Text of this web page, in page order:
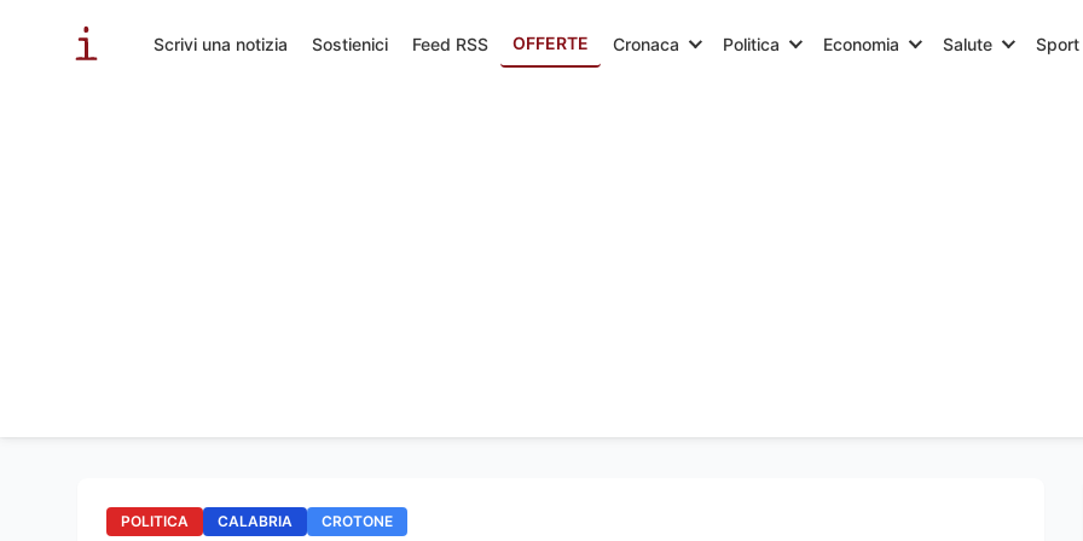
Scrivi una notizia Sostienici Feed RSS OFFERTE Cronaca Politica Economia Salute Sport
POLITICA CALABRIA CROTONE